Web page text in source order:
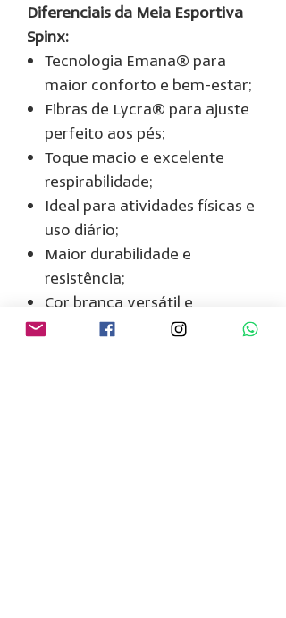
Diferenciais da Meia Esportiva
Spinx:
Tecnologia Emana® para
maior conforto e bem-estar;
Fibras de Lycra® para ajuste
perfeito aos pés;
Toque macio e excelente
respirabilidade;
Ideal para atividades físicas e
uso diário;
Maior durabilidade e
resistência;
Cor branca versátil e
moderna;